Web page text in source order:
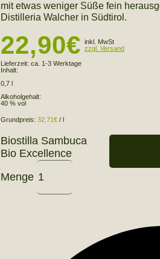
mit etwas weniger Süße fein
Distilleria Walcher in Südtirol.
22,90€ inkl. MwSt
zzgl. Versand
Lieferzeit: ca. 1-3 Werktage
Inhalt:
0,7 l
Alkoholgehalt:
40 % vol
Grundpreis: 32,71€ / l
Biostilla Sambuca
Bio Excellence
Menge